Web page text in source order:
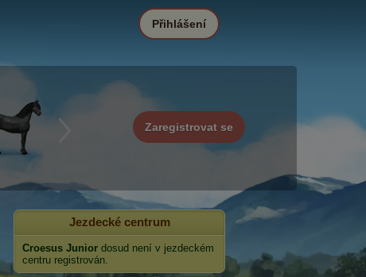
Zaregistrovat se
Přihlášení
Jezdecké centrum
Croesus Junior dosud není v jezdeckém
centru registrován.